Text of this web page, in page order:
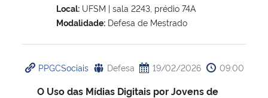
Local: UFSM | sala 2243, prédio 74A
Modalidade: Defesa de Mestrado
PPGCSociais Defesa 19/02/2026 09:00
O Uso das Mídias Digitais por Jovens de